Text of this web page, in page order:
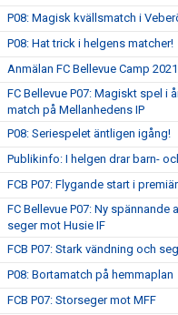
P08: Magisk kvällsmatch i
P08: Hat trick i helgens matcher!
Anmälan FC Bellevue Camp 2021
FC Bellevue P07: Magiskt spel i
match på Mellanhedens IP
P08: Seriespelet äntligen igång!
Publikinfo: I helgen drar barn-
FCB P07: Flygande start i
FC Bellevue P07: Ny
seger mot Husie IF
FCB P07: Stark vändning och
P08: Bortamatch på hemmaplan
FCB P07: Storseger mot MFF